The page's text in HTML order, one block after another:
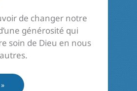
de changer notre
générosité qui
soin de Dieu en nous